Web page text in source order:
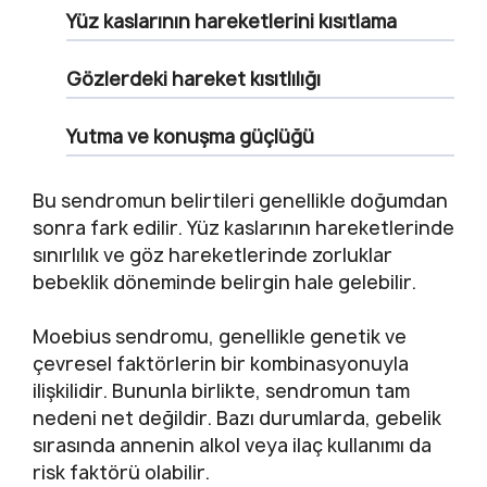
Yüz kaslarının hareketlerini kısıtlama
Gözlerdeki hareket kısıtlılığı
Yutma ve konuşma güçlüğü
Bu sendromun belirtileri genellikle doğumdan
sonra fark edilir. Yüz kaslarının hareketlerinde
sınırlılık ve göz hareketlerinde zorluklar
bebeklik döneminde belirgin hale gelebilir.
Moebius sendromu, genellikle genetik ve
çevresel faktörlerin bir kombinasyonuyla
ilişkilidir. Bununla birlikte, sendromun tam
nedeni net değildir. Bazı durumlarda, gebelik
sırasında annenin alkol veya ilaç kullanımı da
risk faktörü olabilir.